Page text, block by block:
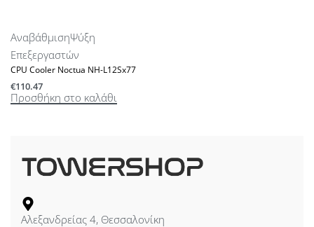
ΑναβάθμισηΨύξη
Επεξεργαστών
CPU Cooler Noctua NH-L12Sx77
€110.47
Προσθήκη στο καλάθι
Αλεξανδρείας 4, Θεσσαλονίκη